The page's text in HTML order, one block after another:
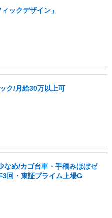
ックデザイン」
ク/月給30万以上可
なめ/カゴ台車・手積みほぼゼ
回・東証プライム上場G